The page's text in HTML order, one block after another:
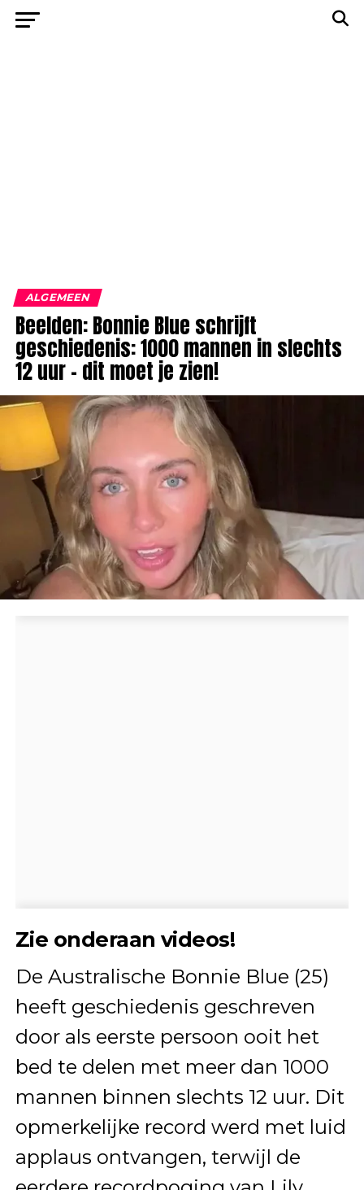
ALGEMEEN
Beelden: Bonnie Blue schrijft
geschiedenis: 1000 mannen in slechts
12 uur – dit moet je zien!
Zie onderaan videos!
De Australische Bonnie Blue (25)
heeft geschiedenis geschreven
door als eerste persoon ooit het
bed te delen met meer dan 1000
mannen binnen slechts 12 uur. Dit
opmerkelijke record werd met luid
applaus ontvangen, terwijl de